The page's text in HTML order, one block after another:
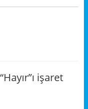
işaret